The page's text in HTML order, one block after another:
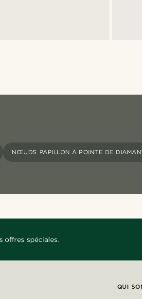
NŒUDS PAPILLON À POINTE DE
offres spéciales.
QUI